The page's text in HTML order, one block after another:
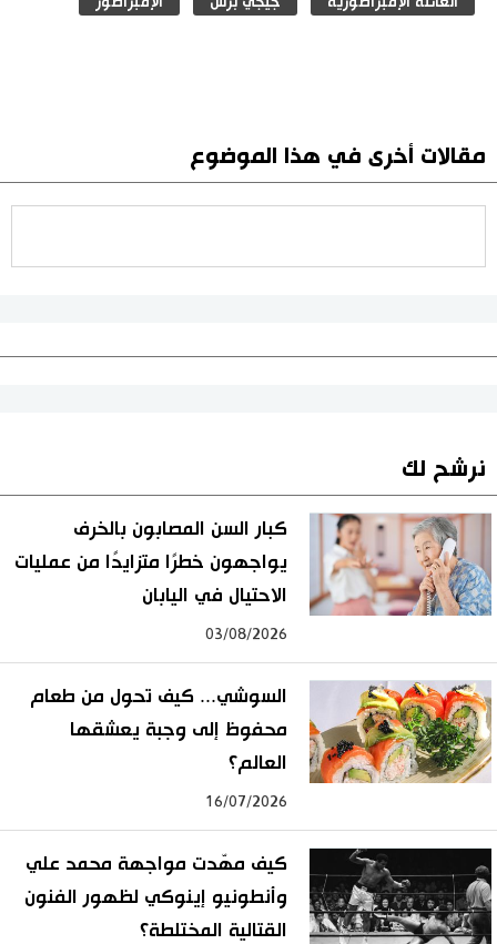
مقالات أخرى في هذا الموضوع
نرشح لك
كبار السن المصابون بالخرف
يواجهون خطرًا متزايدًا من عمليات
الاحتيال في اليابان
03/08/2026
السوشي... كيف تحول من طعام
محفوظ إلى وجبة يعشقها
العالم؟
16/07/2026
كيف مهّدت مواجهة محمد علي
وأنطونيو إينوكي لظهور الفنون
القتالية المختلطة؟